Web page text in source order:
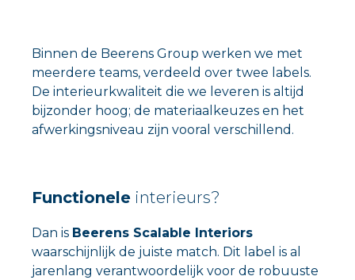
Binnen de Beerens Group werken we met
meerdere teams, verdeeld over twee labels.
De interieurkwaliteit die we leveren is altijd
bijzonder hoog; de materiaalkeuzes en het
afwerkingsniveau zijn vooral verschillend.
Functionele interieurs?
Dan is Beerens Scalable Interiors
waarschijnlijk de juiste match. Dit label is al
jarenlang verantwoordelijk voor de robuuste